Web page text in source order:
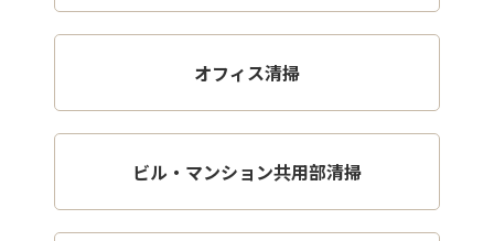
オフィス清掃
ビル・マンション共用部清掃